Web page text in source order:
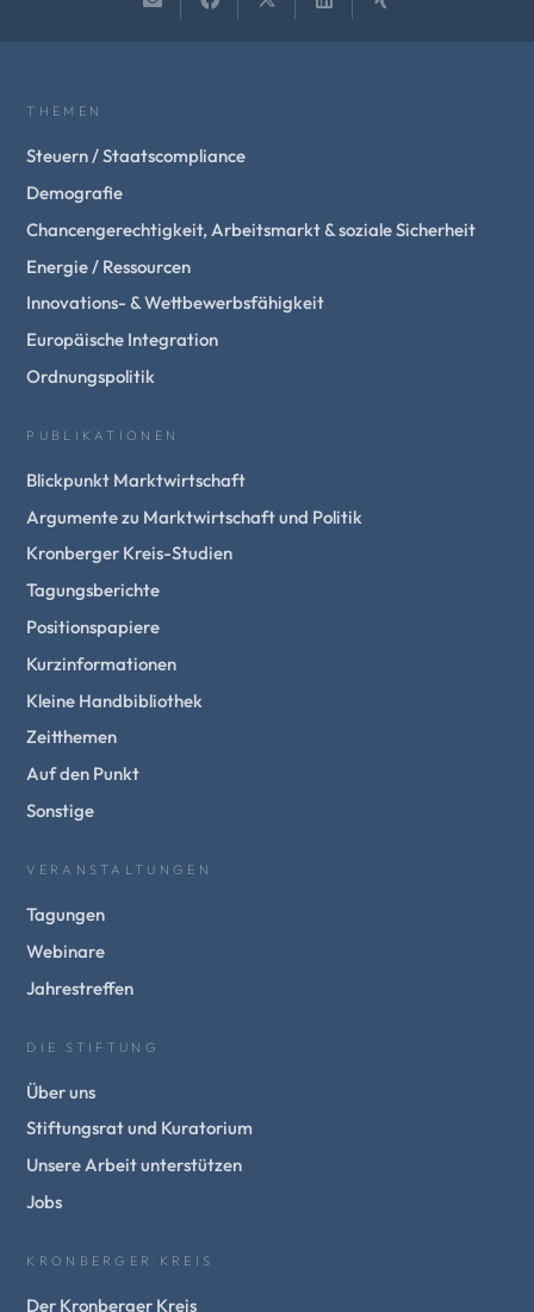
THEMEN
Steuern / Staatscompliance
Demografie
Chancengerechtigkeit, Arbeitsmarkt & soziale Sicherheit
Energie / Ressourcen
Innovations- & Wettbewerbsfähigkeit
Europäische Integration
Ordnungspolitik
PUBLIKATIONEN
Blickpunkt Marktwirtschaft
Argumente zu Marktwirtschaft und Politik
Kronberger Kreis-Studien
Tagungsberichte
Positionspapiere
Kurzinformationen
Kleine Handbibliothek
Zeitthemen
Auf den Punkt
Sonstige
VERANSTALTUNGEN
Tagungen
Webinare
Jahrestreffen
DIE STIFTUNG
Über uns
Stiftungsrat und Kuratorium
Unsere Arbeit unterstützen
Jobs
KRONBERGER KREIS
Der Kronberger Kreis